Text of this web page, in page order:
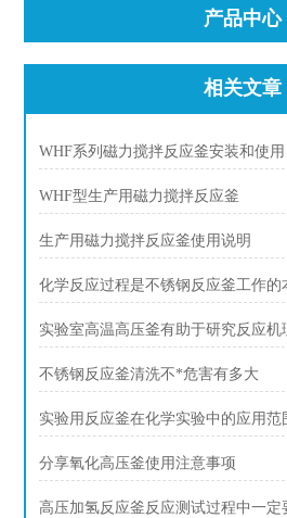
产品中心
相关文章
WHF系列磁力搅拌反应釜安装和使用
WHF型生产用磁力搅拌反应釜
生产用磁力搅拌反应釜使用说明
化学反应过程是不锈钢反应釜工作的
实验室高温高压釜有助于研究反应
不锈钢反应釜清洗不*危害有多大
实验用反应釜在化学实验中的应用范
分享氧化高压釜使用注意事项